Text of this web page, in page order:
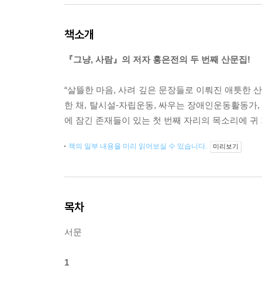
책소개
『그냥, 사람』의 저자 홍은전의 두 번째 산문집!
“살뜰한 마음, 사려 깊은 문장들로 이뤄진 애틋한
한 채, 탈시설-자립운동, 싸우는 장애인운동활동
에 잠긴 존재들이 있는 첫 번째 자리의 목소리에 귀
책의 일부 내용을 미리 읽어보실 수 있습니다. 미리보기
목차
서문
1